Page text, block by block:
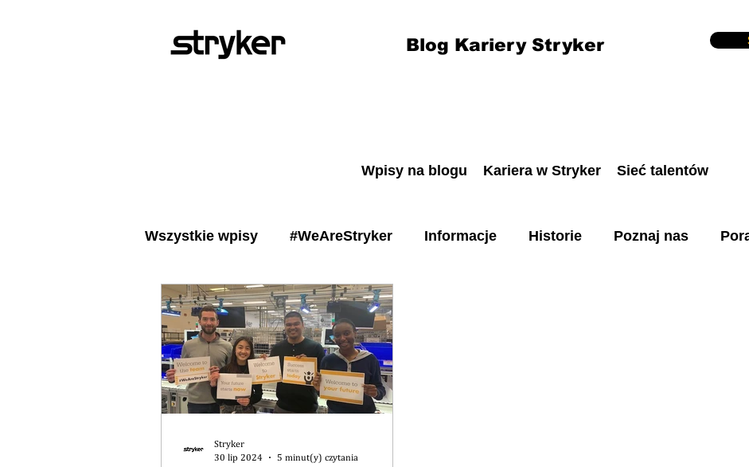
Blog Kariery Stryker
Wpisy na blogu Kariera w Stryker Sieć talentów
Wszystkie wpisy #WeAreStryker Informacje Historie Poznaj nas
Stryker
30 lip 2024
5 minut(y) czytania